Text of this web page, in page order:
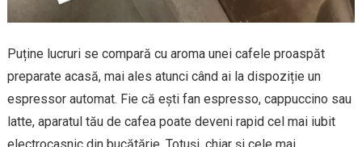
Puține lucruri se compară cu aroma unei cafele proaspăt
preparate acasă, mai ales atunci când ai la dispoziție un
espressor automat. Fie că ești fan espresso, cappuccino sau
latte, aparatul tău de cafea poate deveni rapid cel mai iubit